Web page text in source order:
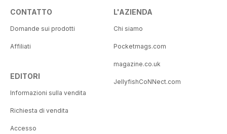
CONTATTO
Domande sui prodotti
Affiliati
EDITORI
Informazioni sulla vendita
Richiesta di vendita
Accesso
L'AZIENDA
Chi siamo
Pocketmags.com
magazine.co.uk
JellyfishCoNNect.com